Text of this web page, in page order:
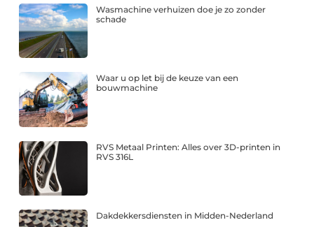
Wasmachine verhuizen doe je zo zonder
schade
Waar u op let bij de keuze van een
bouwmachine
RVS Metaal Printen: Alles over 3D-printen in
RVS 316L
Dakdekkersdiensten in Midden-Nederland